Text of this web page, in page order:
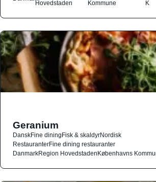
Hovedstaden Kommune K
Geranium
DanskFine diningFisk & skaldyrNordisk
RestauranterFine dining restauranter
DanmarkRegion HovedstadenKøbenhavns